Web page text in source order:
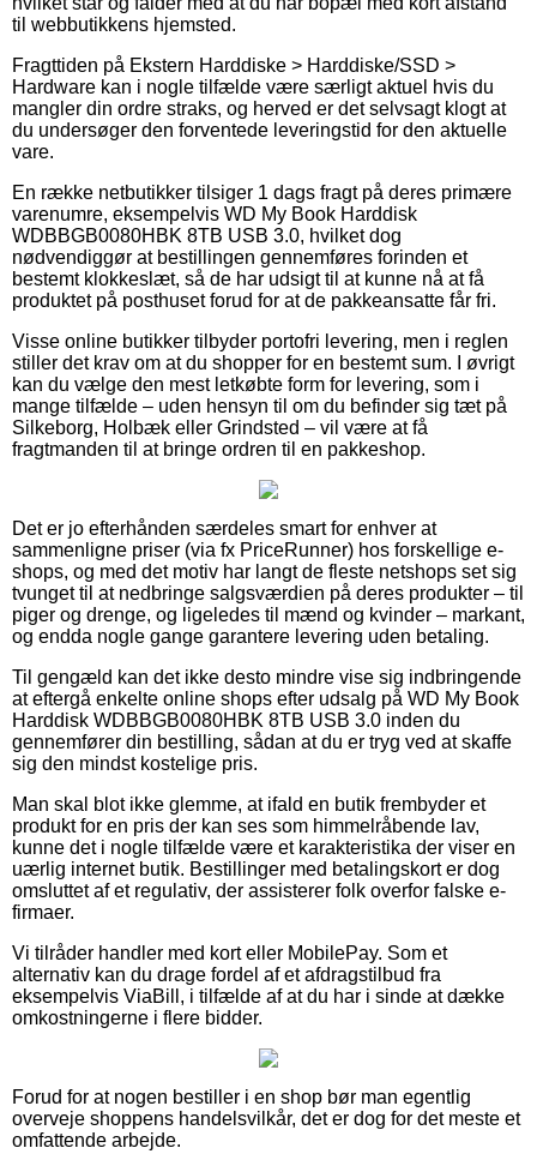
til webbutikkens hjemsted.
Fragttiden på Ekstern Harddiske > Harddiske/SSD >
Hardware kan i nogle tilfælde være særligt aktuel hvis du
mangler din ordre straks, og herved er det selvsagt klogt at
du undersøger den forventede leveringstid for den aktuelle
vare.
En række netbutikker tilsiger 1 dags fragt på deres primære
varenumre, eksempelvis WD My Book Harddisk
WDBBGB0080HBK 8TB USB 3.0, hvilket dog
nødvendiggør at bestillingen gennemføres forinden et
bestemt klokkeslæt, så de har udsigt til at kunne nå at få
produktet på posthuset forud for at de pakkeansatte får fri.
Visse online butikker tilbyder portofri levering, men i reglen
stiller det krav om at du shopper for en bestemt sum. I øvrigt
kan du vælge den mest letkøbte form for levering, som i
mange tilfælde – uden hensyn til om du befinder sig tæt på
Silkeborg, Holbæk eller Grindsted – vil være at få
fragtmanden til at bringe ordren til en pakkeshop.
Det er jo efterhånden særdeles smart for enhver at
sammenligne priser (via fx PriceRunner) hos forskellige e-
shops, og med det motiv har langt de fleste netshops set sig
tvunget til at nedbringe salgsværdien på deres produkter – til
piger og drenge, og ligeledes til mænd og kvinder – markant,
og endda nogle gange garantere levering uden betaling.
Til gengæld kan det ikke desto mindre vise sig indbringende
at eftergå enkelte online shops efter udsalg på WD My Book
Harddisk WDBBGB0080HBK 8TB USB 3.0 inden du
gennemfører din bestilling, sådan at du er tryg ved at skaffe
sig den mindst kostelige pris.
Man skal blot ikke glemme, at ifald en butik frembyder et
produkt for en pris der kan ses som himmelråbende lav,
kunne det i nogle tilfælde være et karakteristika der viser en
uærlig internet butik. Bestillinger med betalingskort er dog
omsluttet af et regulativ, der assisterer folk overfor falske e-
firmaer.
Vi tilråder handler med kort eller MobilePay. Som et
alternativ kan du drage fordel af et afdragstilbud fra
eksempelvis ViaBill, i tilfælde af at du har i sinde at dække
omkostningerne i flere bidder.
Forud for at nogen bestiller i en shop bør man egentlig
overveje shoppens handelsvilkår, det er dog for det meste et
omfattende arbejde.